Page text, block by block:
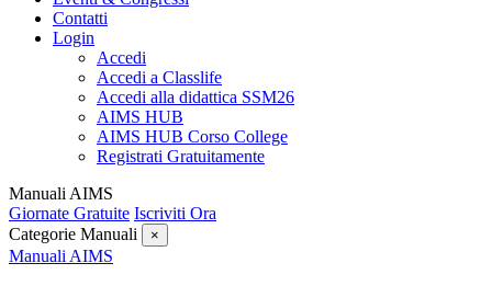
Contatti
Login
Accedi
Accedi a Classlife
Accedi alla didattica SSM26
AIMS HUB
AIMS HUB Corso College
Registrati Gratuitamente
Manuali AIMS
Giornate Gratuite Iscriviti Ora
Categorie Manuali
×
Manuali AIMS